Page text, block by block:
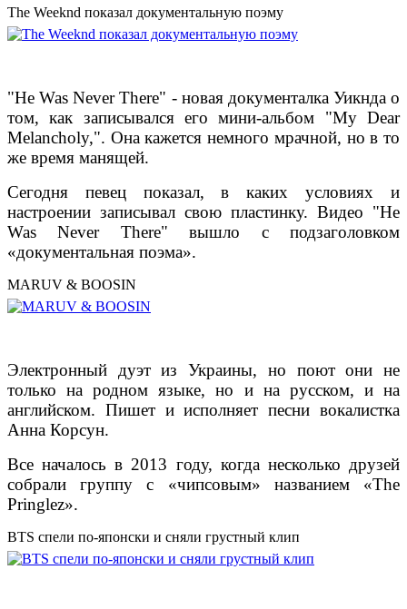
The Weeknd показал документальную поэму
"He Was Never There" - новая документалка Уикнда о
том, как записывался его мини-альбом "My Dear
Melancholy,". Она кажется немного мрачной, но в то
же время манящей.
Сегодня певец показал, в каких условиях и
настроении записывал свою пластинку. Видео "He
Was Never There" вышло с подзаголовком
«документальная поэма».
MARUV & BOOSIN
Электронный дуэт из Украины, но поют они не
только на родном языке, но и на русском, и на
английском. Пишет и исполняет песни вокалистка
Анна Корсун.
Все началось в 2013 году, когда несколько друзей
собрали группу с «чипсовым» названием «The
Pringlez».
BTS спели по-японски и сняли грустный клип